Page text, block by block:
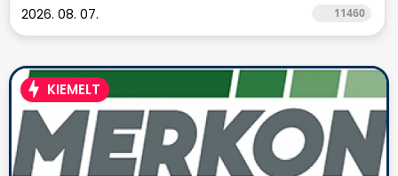
2026. 08. 07. 11460
KIEMELT